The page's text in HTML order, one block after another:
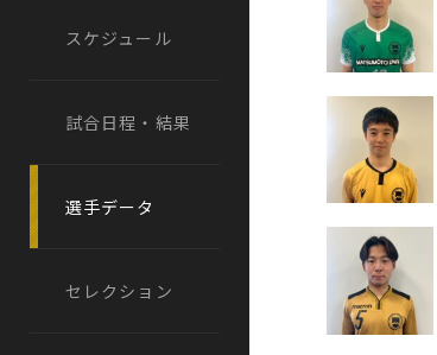
スケジュール
試合日程・結果
選手データ
セレクション